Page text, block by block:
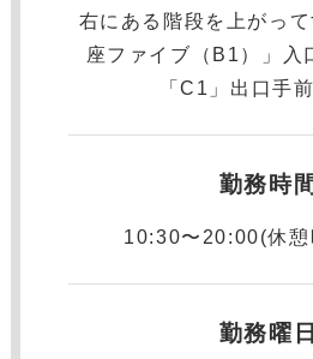
右にある階段を上がっ
座ファイブ（B1）」入
「C1」出口手
勤務時間
10:30〜20:00(休
勤務曜日